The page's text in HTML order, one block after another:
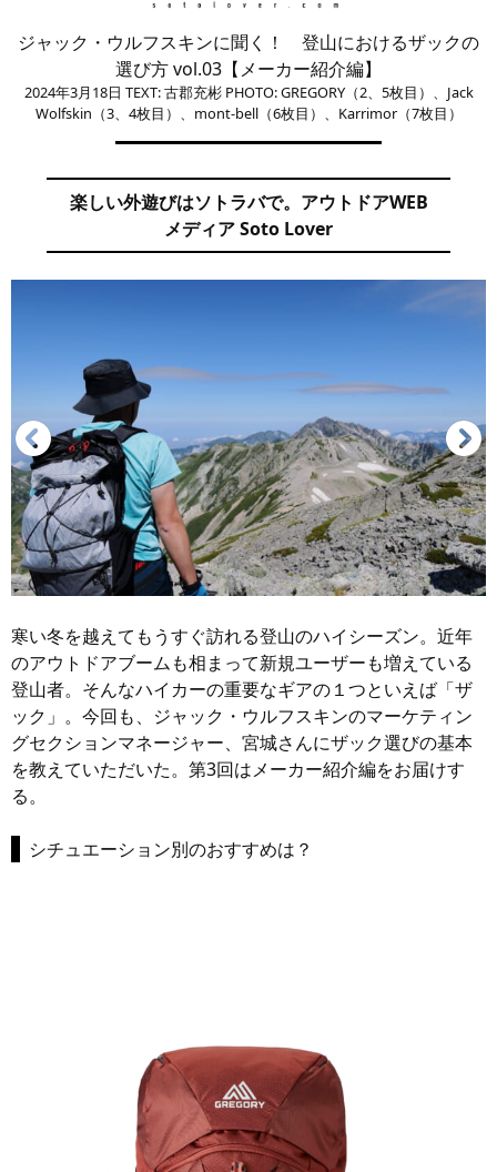
ジャック・ウルフスキンに聞く！ 登山におけるザックの
選び方 vol.03【メーカー紹介編】
2024年3月18日 TEXT: 古郡充彬 PHOTO: GREGORY（2、5枚目）、Jack
Wolfskin（3、4枚目）、mont-bell（6枚目）、Karrimor（7枚目）
楽しい外遊びはソトラバで。アウトドアWEB
メディア Soto Lover
寒い冬を越えてもうすぐ訪れる登山のハイシーズン。近年
のアウトドアブームも相まって新規ユーザーも増えている
登山者。そんなハイカーの重要なギアの１つといえば「ザ
ック」。今回も、ジャック・ウルフスキンのマーケティン
グセクションマネージャー、宮城さんにザック選びの基本
を教えていただいた。第3回はメーカー紹介編をお届けす
る。
シチュエーション別のおすすめは？